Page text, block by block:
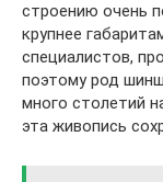
строению очень
крупнее
специалистов,
поэтому род
много столетий
эта живопись